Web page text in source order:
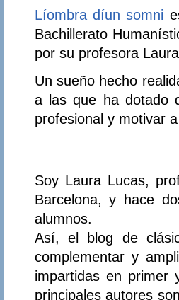
Líombra díun somni
Bachillerato
por su profesora
Un sueño hecho
a las que ha dotado
profesional y motivar
Soy Laura Lucas,
Barcelona, y hace
alumnos.
Así, el blog de
complementar y
impartidas en primer
principales autores